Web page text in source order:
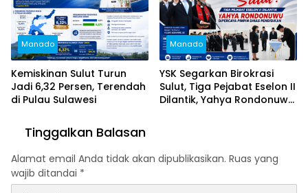
Manado
Kemiskinan Sulut Turun
Jadi 6,32 Persen, Terendah
di Pulau Sulawesi
Manado
YSK Segarkan Birokrasi
Sulut, Tiga Pejabat Eselon II
Dilantik, Yahya Rondonuwu
Tinggalkan Balasan
Alamat email Anda tidak akan dipublikasikan. Ruas yang
wajib ditandai *